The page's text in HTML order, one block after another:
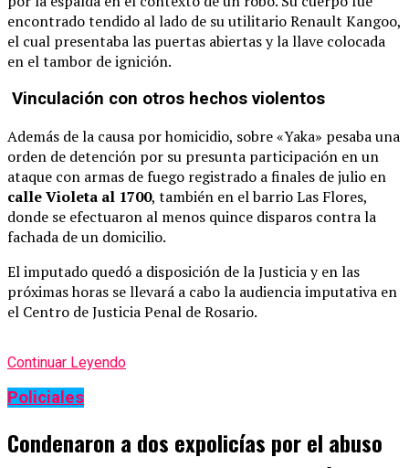
encontrado tendido al lado de su utilitario Renault Kangoo,
el cual presentaba las puertas abiertas y la llave colocada
en el tambor de ignición.
Vinculación con otros hechos violentos
Además de la causa por homicidio, sobre «Yaka» pesaba una
orden de detención por su presunta participación en un
ataque con armas de fuego registrado a finales de julio en
calle Violeta al 1700, también en el barrio Las Flores,
donde se efectuaron al menos quince disparos contra la
fachada de un domicilio.
El imputado quedó a disposición de la Justicia y en las
próximas horas se llevará a cabo la audiencia imputativa en
el Centro de Justicia Penal de Rosario.
Continuar Leyendo
Policiales
Condenaron a dos expolicías por el abuso